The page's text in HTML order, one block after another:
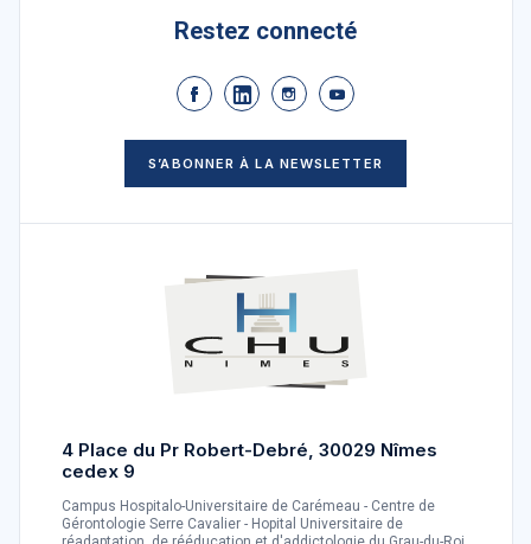
Restez connecté
S’ABONNER À LA NEWSLETTER
4 Place du Pr Robert-Debré, 30029 Nîmes
cedex 9
Campus Hospitalo-Universitaire de Carémeau - Centre de
Gérontologie Serre Cavalier - Hopital Universitaire de